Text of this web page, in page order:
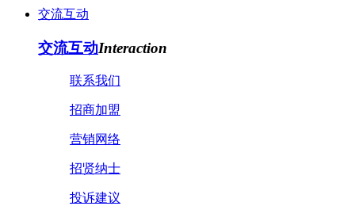
交流互动
交流互动Interaction
联系我们
招商加盟
营销网络
招贤纳士
投诉建议